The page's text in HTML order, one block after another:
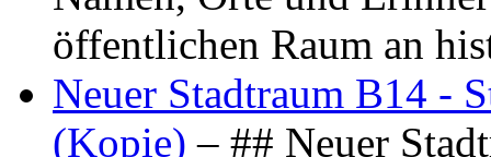
öffentlichen Raum an
Neuer Stadtraum B14 -
(Kopie) – ## Neuer